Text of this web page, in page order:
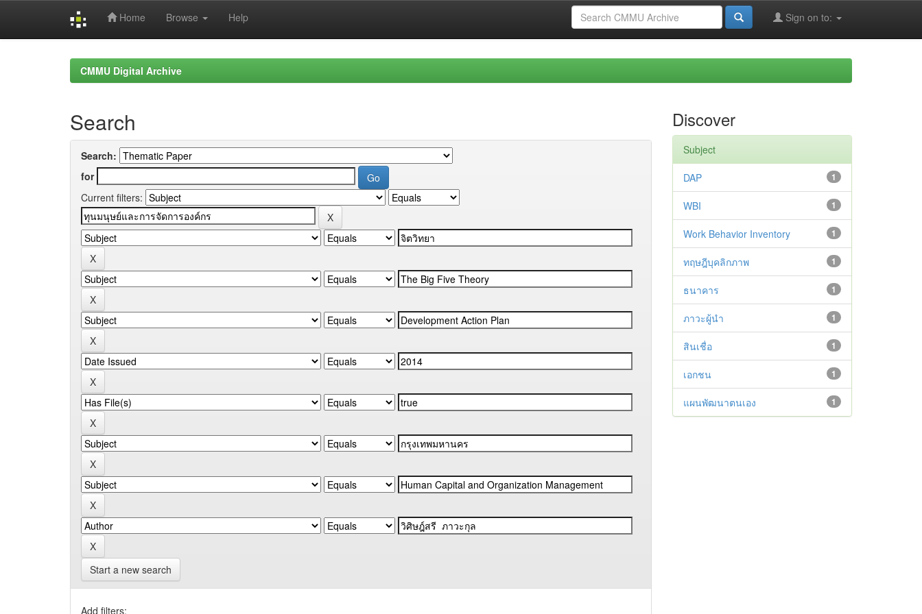
Home Browse Help Sign on to:
CMMU Digital Archive
Search
Search:
for
Current filters:
Start a new search
Add filters:
Discover
Subject
1
DAP
1
WBI
1
Work Behavior Inventory
1
ทฤษฎีบุคลิกภาพ
1
ธนาคาร
1
ภาวะผู้นำ
1
สินเชื่อ
1
เอกชน
1
แผนพัฒนาตนเอง